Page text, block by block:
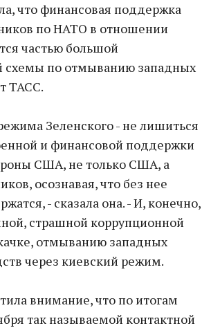
что финансовая поддержка
по НАТО в отношении
частью большой
схемы по отмыванию западных
ТАСС.
Зеленского - не лишиться
и финансовой поддержки
США, не только США, а
осознавая, что без нее
- сказала она. - И, конечно,
страшной коррупционной
отмыванию западных
через киевский режим.
внимание, что по итогам
так называемой контактной